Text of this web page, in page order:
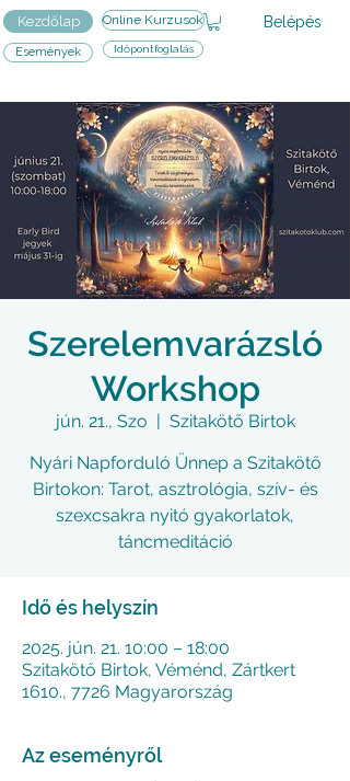
Kezdőlap Online Kurzusok Belépés
Események Időpontfoglalás
Szerelemvarázsló
Workshop
jún. 21., Szo
  |
Szitakötő Birtok
Nyári Napforduló Ünnep a Szitakötő
Birtokon: Tarot, asztrológia, szív- és
szexcsakra nyitó gyakorlatok,
táncmeditáció
Idő és helyszín
2025. jún. 21. 10:00 – 18:00
Szitakötő Birtok, Véménd, Zártkert
1610., 7726 Magyarország
Az eseményről